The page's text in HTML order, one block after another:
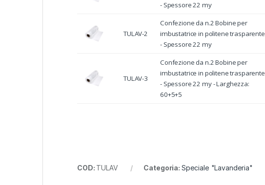
- Spessore 22 my
TULAV-2
Confezione da n.2 Bobine per
imbustatrice in politene trasparente
- Spessore 22 my
TULAV-3
Confezione da n.2 Bobine per
imbustatrice in politene trasparente
- Spessore 22 my - Larghezza:
60+5+5
COD: TULAV Categoria: Speciale "Lavanderia"